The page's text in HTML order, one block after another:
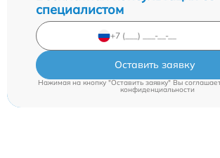
специалистом
Оставить заявку
Нажимая на кнопку "Оставить заявку" Вы
конфиденциальности